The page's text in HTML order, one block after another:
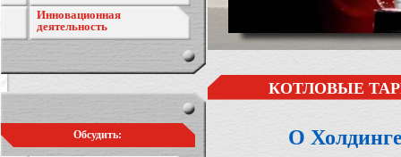
Инновационная
деятельность
Обсудить:
КОТЛОВЫЕ
О